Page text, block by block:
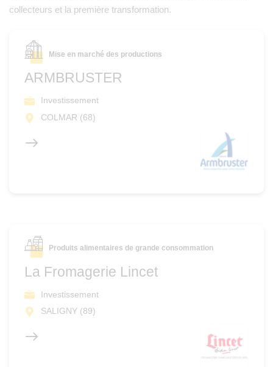
collecteurs et la première transformation.
ARMBRUSTER
Mise en marché des productions
Investissement
COLMAR (68)
La Fromagerie Lincet
Produits alimentaires de grande consommation
Investissement
SALIGNY (89)